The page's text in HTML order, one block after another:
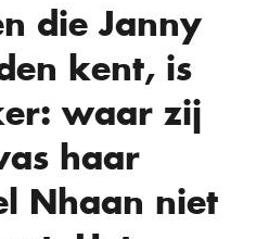
die Janny
kent, is
waar zij
haar
Nhaan niet